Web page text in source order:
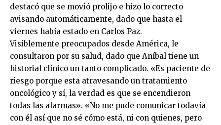
destacó que se movió prolijo e hizo lo correcto
avisando automáticamente, dado que hasta el
viernes había estado en Carlos Paz.
Visiblemente preocupados desde América, le
consultaron por su salud, dado que Aníbal tiene un
historial clínico un tanto complicado. «Es paciente de
riesgo porque esta atravesando un tratamiento
oncológico y sí, la verdad es que se encendieron
todas las alarmas». «No me pude comunicar todavía
con él así que no sé cómo está, ni con quienes, pero